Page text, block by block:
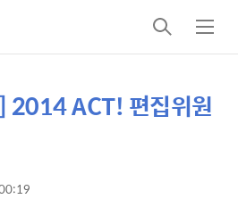
검
색
메
뉴
2014 ACT! 편집위원